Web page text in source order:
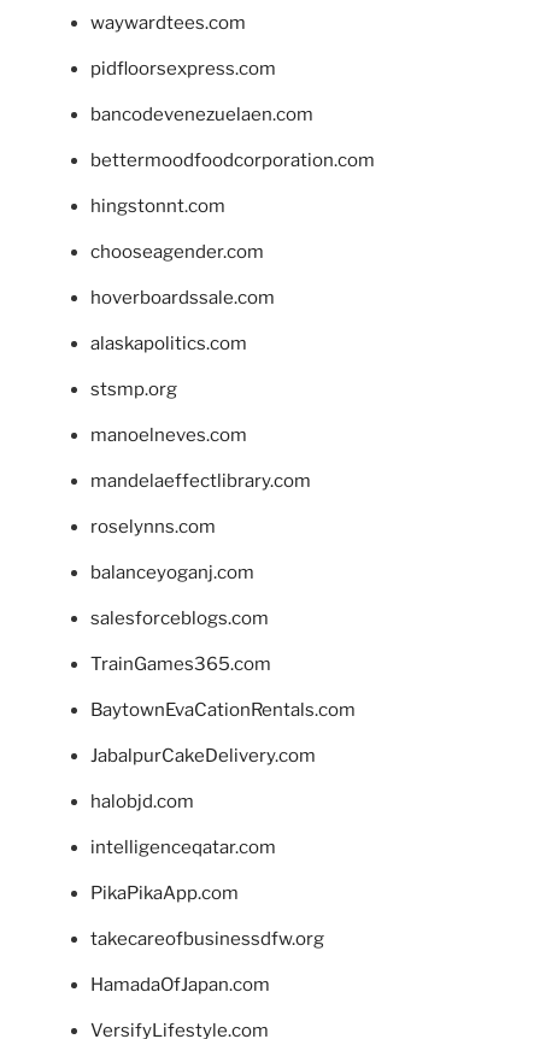
waywardtees.com
pidfloorsexpress.com
bancodevenezuelaen.com
bettermoodfoodcorporation.com
hingstonnt.com
chooseagender.com
hoverboardssale.com
alaskapolitics.com
stsmp.org
manoelneves.com
mandelaeffectlibrary.com
roselynns.com
balanceyoganj.com
salesforceblogs.com
TrainGames365.com
BaytownEvaCationRentals.com
JabalpurCakeDelivery.com
halobjd.com
intelligenceqatar.com
PikaPikaApp.com
takecareofbusinessdfw.org
HamadaOfJapan.com
VersifyLifestyle.com